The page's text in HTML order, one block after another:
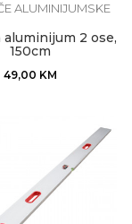
ALUMINIJUMSKE
aluminijum 2 ose,
150cm
49,00 KM